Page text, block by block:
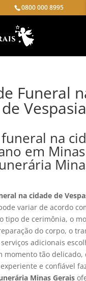
0800 000 8995
Funeral
na
em
na cidade de
variar de acordo
tipo de cerimônia, o
do corpo, o
adicionais
momento tão delicado,
e confiável
Minas Gerais